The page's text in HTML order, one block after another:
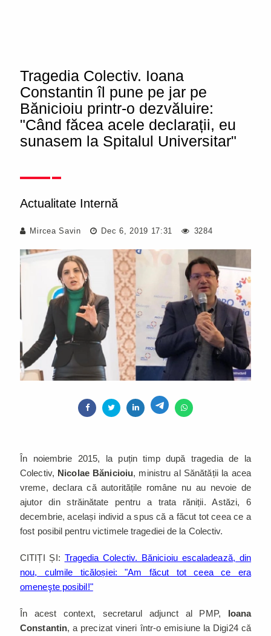
Tragedia Colectiv. Ioana
Constantin îl pune pe jar pe
Bănicioiu printr-o dezvăluire:
"Când făcea acele declarații, eu
sunasem la Spitalul Universitar"
Actualitate Internă
Mircea Savin Dec 6, 2019 17:31 3284
În noiembrie 2015, la puțin timp după tragedia de la
Colectiv, Nicolae Bănicioiu, ministru al Sănătății la acea
vreme, declara că autoritățile române nu au nevoie de
ajutor din străinătate pentru a trata răniții. Astăzi, 6
decembrie, același individ a spus că a făcut tot ceea ce a
fost posibil pentru victimele tragediei de la Colectiv.
CITIȚI ȘI: Tragedia Colectiv. Bănicioiu escaladează, din
nou, culmile ticăloșiei: "Am făcut tot ceea ce era
omeneşte posibil!"
În acest context, secretarul adjunct al PMP, Ioana
Constantin, a precizat vineri într-o emisiune la Digi24 că